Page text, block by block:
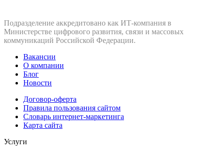
Подразделение аккредитовано как ИТ‑компания в
Министерстве цифрового развития, связи и массовых
коммуникаций Российской Федерации.
Вакансии
О компании
Блог
Новости
Договор-оферта
Правила пользования сайтом
Словарь интернет-маркетинга
Карта сайта
Услуги